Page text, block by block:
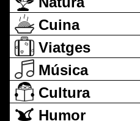
Cuina
Viatges
Música
Cultura
Humor